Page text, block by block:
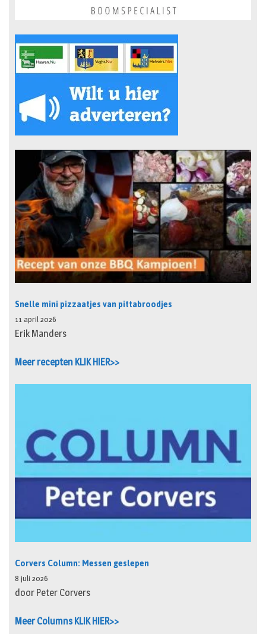
Snelle mini pizzaatjes van pittabroodjes
11 april 2026
Erik Manders
Meer recepten KLIK HIER>>
Corvers Column: Messen geslepen
8 juli 2026
door Peter Corvers
Meer Columns KLIK HIER>>